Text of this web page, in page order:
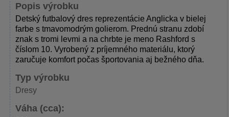
Popis výrobku
Detský futbalový dres reprezentácie Anglicka v bielej
farbe s tmavomodrým golierom. Prednú stranu zdobí
znak s tromi levmi a na chrbte je meno Rashford s
číslom 10. Vyrobený z príjemného materiálu, ktorý
zaručuje komfort počas športovania aj bežného dňa.
Typ výrobku
Dresy
Váha (cca):